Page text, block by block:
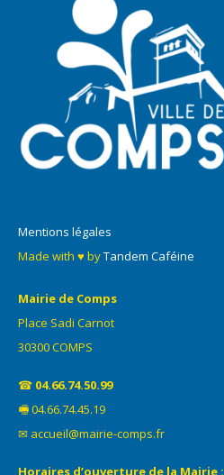
Mentions légales
Made with ♥ byTandem Caféine
Mairie de Comps
Place Sadi Carnot
30300 COMPS
☎ 04.66.74.50.99
🖷 04.66.74.45.19
✉ accueil@mairie-comps.fr
Horaires d’ouverture de la Mairie :